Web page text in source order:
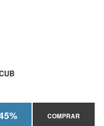
COMPRAR